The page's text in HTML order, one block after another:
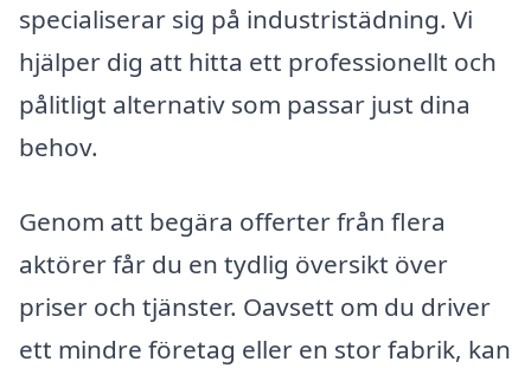
specialiserar sig på industristädning. Vi
hjälper dig att hitta ett professionellt och
pålitligt alternativ som passar just dina
behov.
Genom att begära offerter från flera
aktörer får du en tydlig översikt över
priser och tjänster. Oavsett om du driver
ett mindre företag eller en stor fabrik, kan